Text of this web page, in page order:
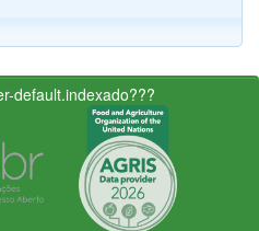
default.indexado???